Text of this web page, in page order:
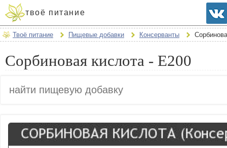
твоё питание
Твоё питание Пищевые добавки Консерванты
Сорбиновая кислота - E200